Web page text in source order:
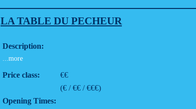
LA TABLE DU PECHEUR
Description:
...more
Price class:
€€
(€ / €€ / €€€)
Opening Times: